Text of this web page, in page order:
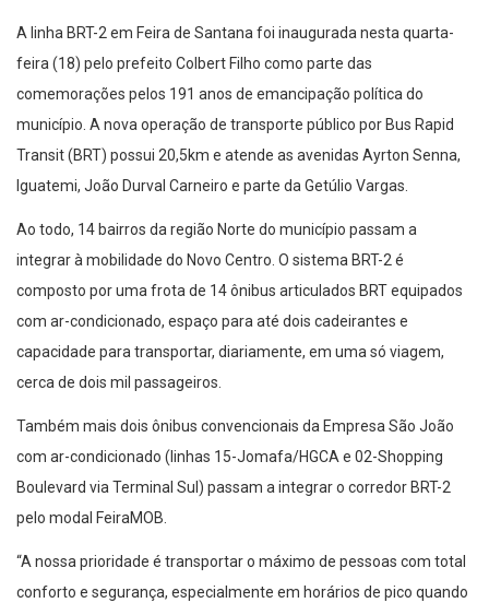
A linha BRT-2 em Feira de Santana foi inaugurada nesta quarta-
feira (18) pelo prefeito Colbert Filho como parte das
comemorações pelos 191 anos de emancipação política do
município. A nova operação de transporte público por Bus Rapid
Transit (BRT) possui 20,5km e atende as avenidas Ayrton Senna,
Iguatemi, João Durval Carneiro e parte da Getúlio Vargas.
Ao todo, 14 bairros da região Norte do município passam a
integrar à mobilidade do Novo Centro. O sistema BRT-2 é
composto por uma frota de 14 ônibus articulados BRT equipados
com ar-condicionado, espaço para até dois cadeirantes e
capacidade para transportar, diariamente, em uma só viagem,
cerca de dois mil passageiros.
Também mais dois ônibus convencionais da Empresa São João
com ar-condicionado (linhas 15-Jomafa/HGCA e 02-Shopping
Boulevard via Terminal Sul) passam a integrar o corredor BRT-2
pelo modal FeiraMOB.
“A nossa prioridade é transportar o máximo de pessoas com total
conforto e segurança, especialmente em horários de pico quando